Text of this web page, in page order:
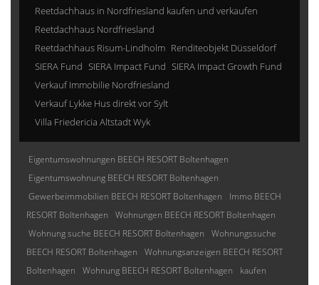
Reetdachhaus in Nordfriesland kaufen und verkaufen
Reetdachhaus Nordfriesland
Reetdachhaus Risum-Lindholm Renditeobjekt Düsseldorf
SIERA Fund SIERA Impact Fund SIERA Impact Growth Fund
Verkauf Immobilie Nordfriesland
Verkauf Lykke Hus direkt vor Sylt
Villa Friedericia Altstadt Wyk
Eigentumswohnungen BEECH RESORT Boltenhagen
Eigentumswohnung BEECH RESORT Boltenhagen
Gewerbeimmobilien BEECH RESORT Boltenhagen
Immo BEECH
RESORT Boltenhagen
Wohnungen BEECH RESORT Boltenhagen
Wohnung suche BEECH RESORT Boltenhagen
Wohnungssuche
BEECH RESORT Boltenhagen
Wohnungsanzeigen BEECH RESORT
Boltenhagen
Wohnung BEECH RESORT Boltenhagen
kaufen